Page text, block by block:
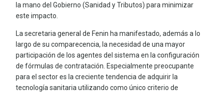
la mano del Gobierno (Sanidad y Tributos) para minimizar
este impacto.
La secretaria general de Fenin ha manifestado, además a lo
largo de su comparecencia, la necesidad de una mayor
participación de los agentes del sistema en la configuración
de fórmulas de contratación. Especialmente preocupante
para el sector es la creciente tendencia de adquirir la
tecnología sanitaria utilizando como único criterio de